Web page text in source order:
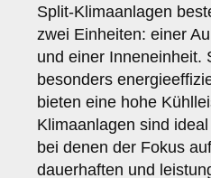
Split-Klimaanlagen
zwei Einheiten: einer
und einer Inneneinheit.
besonders
bieten eine hohe
Klimaanlagen sind
bei denen der Fokus
dauerhaften und